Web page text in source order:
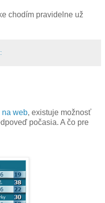
chodím pravidelne už
na web, existuje možnosť
počasia. A čo pre